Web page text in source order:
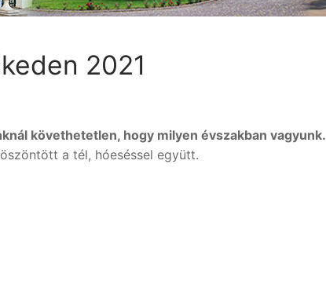
2021
követhetetlen, hogy milyen évszakban vagyunk.
a tél, hóeséssel együtt.